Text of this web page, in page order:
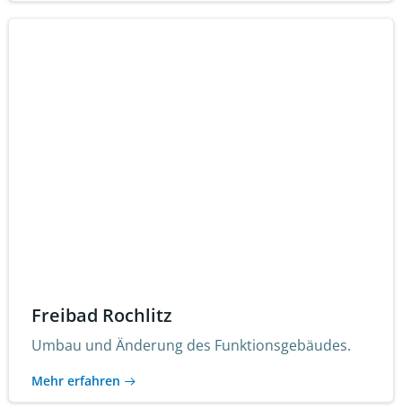
Freibad Rochlitz
Umbau und Änderung des Funktionsgebäudes.
Mehr erfahren